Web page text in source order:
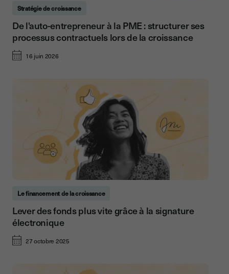
Stratégie de croissance
De l'auto-entrepreneur à la PME : structurer ses
processus contractuels lors de la croissance
16 juin 2026
Le financement de la croissance
Lever des fonds plus vite grâce à la signature
électronique
27 octobre 2025